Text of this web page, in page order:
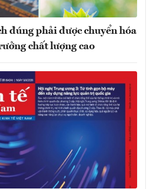
đúng phải được chuyển hóa
chất lượng cao